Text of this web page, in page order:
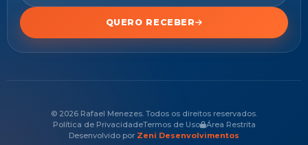
QUERO RECEBER
© 2026 Rafael Menezes. Todos os direitos reservados.
Política de PrivacidadeTermos de Uso
Área Restrita
Desenvolvido por Zeni Desenvolvimentos